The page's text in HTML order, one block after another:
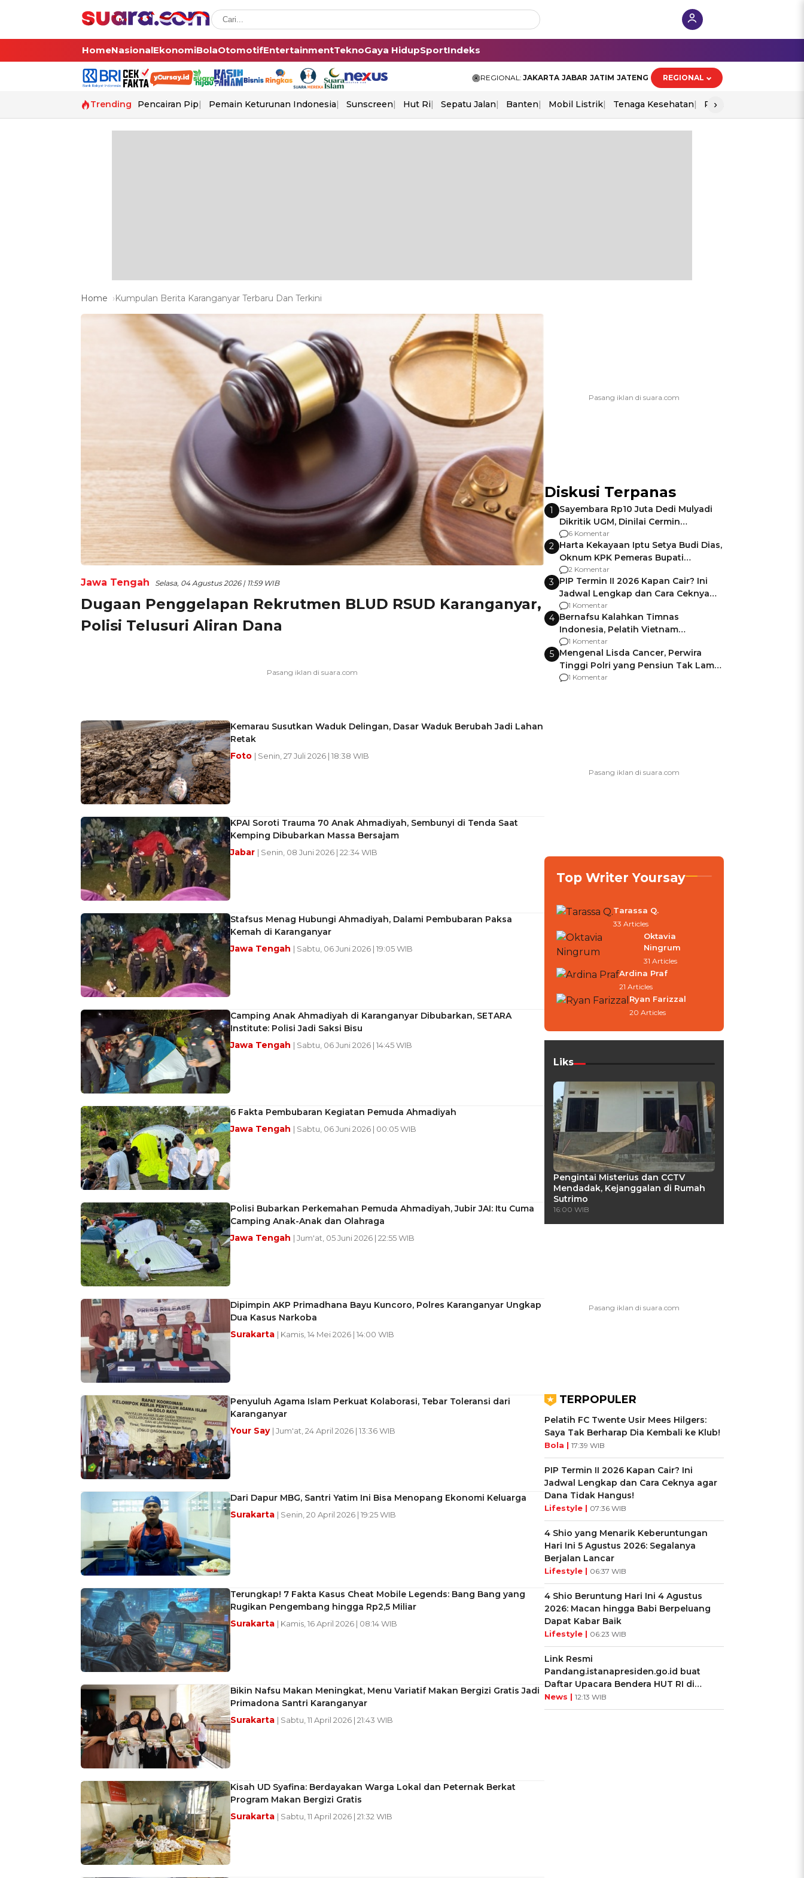
HomeNasionalEkonomiBolaOtomotifEntertainmentTeknoGaya HidupSportIndeks
REGIONAL: JAKARTA JABAR JATIM JATENG REGIONAL
Trending Pencairan Pip Pemain Keturunan Indonesia Sunscreen Hut Ri Sepatu Jalan Banten Mobil Listrik Tenaga Kesehatan Perang As-Iran
›
Home Kumpulan Berita Karanganyar Terbaru Dan Terkini
Jawa Tengah Selasa, 04 Agustus 2026 | 11:59 WIB
Dugaan Penggelapan Rekrutmen BLUD RSUD Karanganyar,
Polisi Telusuri Aliran Dana
Kemarau Susutkan Waduk Delingan, Dasar Waduk Berubah Jadi Lahan
Retak
Foto | Senin, 27 Juli 2026 | 18:38 WIB
KPAI Soroti Trauma 70 Anak Ahmadiyah, Sembunyi di Tenda Saat
Kemping Dibubarkan Massa Bersajam
Jabar | Senin, 08 Juni 2026 | 22:34 WIB
Stafsus Menag Hubungi Ahmadiyah, Dalami Pembubaran Paksa
Kemah di Karanganyar
Jawa Tengah | Sabtu, 06 Juni 2026 | 19:05 WIB
Camping Anak Ahmadiyah di Karanganyar Dibubarkan, SETARA
Institute: Polisi Jadi Saksi Bisu
Jawa Tengah | Sabtu, 06 Juni 2026 | 14:45 WIB
6 Fakta Pembubaran Kegiatan Pemuda Ahmadiyah
Jawa Tengah | Sabtu, 06 Juni 2026 | 00:05 WIB
Polisi Bubarkan Perkemahan Pemuda Ahmadiyah, Jubir JAI: Itu Cuma
Camping Anak-Anak dan Olahraga
Jawa Tengah | Jum'at, 05 Juni 2026 | 22:55 WIB
Dipimpin AKP Primadhana Bayu Kuncoro, Polres Karanganyar Ungkap
Dua Kasus Narkoba
Surakarta | Kamis, 14 Mei 2026 | 14:00 WIB
Penyuluh Agama Islam Perkuat Kolaborasi, Tebar Toleransi dari
Karanganyar
Your Say | Jum'at, 24 April 2026 | 13:36 WIB
Dari Dapur MBG, Santri Yatim Ini Bisa Menopang Ekonomi Keluarga
Surakarta | Senin, 20 April 2026 | 19:25 WIB
Terungkap! 7 Fakta Kasus Cheat Mobile Legends: Bang Bang yang
Rugikan Pengembang hingga Rp2,5 Miliar
Surakarta | Kamis, 16 April 2026 | 08:14 WIB
Bikin Nafsu Makan Meningkat, Menu Variatif Makan Bergizi Gratis Jadi
Primadona Santri Karanganyar
Surakarta | Sabtu, 11 April 2026 | 21:43 WIB
Kisah UD Syafina: Berdayakan Warga Lokal dan Peternak Berkat
Program Makan Bergizi Gratis
Surakarta | Sabtu, 11 April 2026 | 21:32 WIB
Diskusi Terpanas
1
Sayembara Rp10 Juta Dedi Mulyadi
Dikritik UGM, Dinilai Cermin
Gagalnya Negara Jamin Keamanan
6 Komentar
2 Harta Kekayaan Iptu Setya Budi Dias,
Oknum KPK Pemeras Bupati
Pemalang
2 Komentar
3 PIP Termin II 2026 Kapan Cair? Ini
Jadwal Lengkap dan Cara Ceknya
agar Dana Tidak Hangus!
1 Komentar
4 Bernafsu Kalahkan Timnas
Indonesia, Pelatih Vietnam
Berencana Pakai Jimat di Pakansari
1 Komentar
5 Mengenal Lisda Cancer, Perwira
Tinggi Polri yang Pensiun Tak Lama
Usai Jadi Brigjen
1 Komentar
Top Writer Yoursay
Tarassa Q.
33 Articles
Oktavia
Ningrum
31 Articles
Ardina Praf
21 Articles
Ryan Farizzal
20 Articles
Liks
Pengintai Misterius dan CCTV
Mendadak, Kejanggalan di Rumah
Sutrimo
16:00 WIB
TERPOPULER
Pelatih FC Twente Usir Mees Hilgers:
Saya Tak Berharap Dia Kembali ke Klub!
Bola | 17:39 WIB
PIP Termin II 2026 Kapan Cair? Ini
Jadwal Lengkap dan Cara Ceknya agar
Dana Tidak Hangus!
Lifestyle | 07:36 WIB
4 Shio yang Menarik Keberuntungan
Hari Ini 5 Agustus 2026: Segalanya
Berjalan Lancar
Lifestyle | 06:37 WIB
4 Shio Beruntung Hari Ini 4 Agustus
2026: Macan hingga Babi Berpeluang
Dapat Kabar Baik
Lifestyle | 06:23 WIB
Link Resmi
Pandang.istanapresiden.go.id buat
Daftar Upacara Bendera HUT RI di
Istana Negara
News | 12:13 WIB